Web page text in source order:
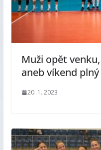
Muži opět
aneb víkend
20. 1. 2023